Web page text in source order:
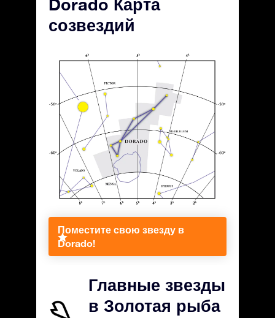
Dorado Карта
созвездий
Поместите свою звезду в
Dorado!
Главные звезды
в Золотая рыба